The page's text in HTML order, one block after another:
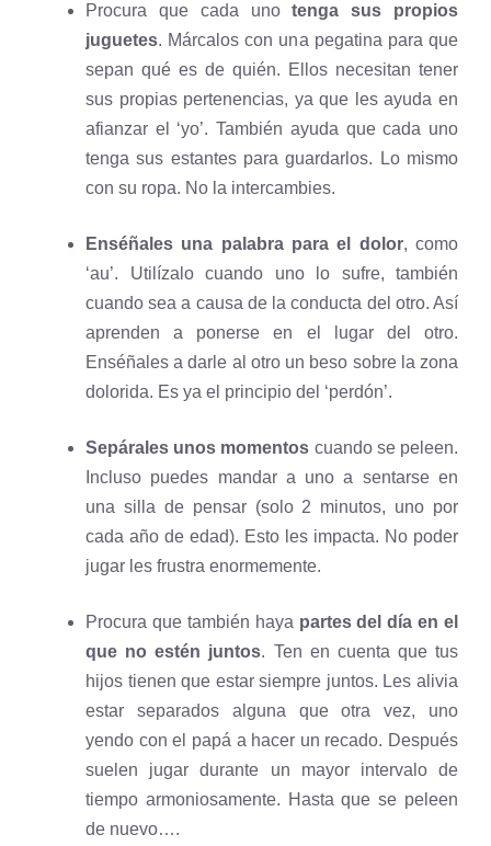
Procura que cada unotenga sus propios
juguetes. Márcalos con una pegatina para que
sepan qué es de quién. Ellos necesitan tener
sus propias pertenencias, ya que les ayuda en
afianzar el ‘yo’. También ayuda que cada uno
tenga sus estantes para guardarlos. Lo mismo
con su ropa. No la intercambies.
Enséñales una palabra para el dolor, como
‘au’. Utilízalo cuando uno lo sufre, también
cuando sea a causa de la conducta del otro. Así
aprenden a ponerse en el lugar del otro.
Enséñales a darle al otro un beso sobre la zona
dolorida. Es ya el principio del ‘perdón’.
Sepárales unos momentos cuando se peleen.
Incluso puedes mandar a uno a sentarse en
una silla de pensar (solo 2 minutos, uno por
cada año de edad). Esto les impacta. No poder
jugar les frustra enormemente.
Procura que también haya partes del día en el
que no estén juntos. Ten en cuenta que tus
hijos tienen que estar siempre juntos. Les alivia
estar separados alguna que otra vez, uno
yendo con el papá a hacer un recado. Después
suelen jugar durante un mayor intervalo de
tiempo armoniosamente. Hasta que se peleen
de nuevo….